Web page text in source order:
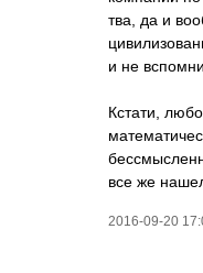
тва, да и
и не
Кстати,
все же
2016-09-20